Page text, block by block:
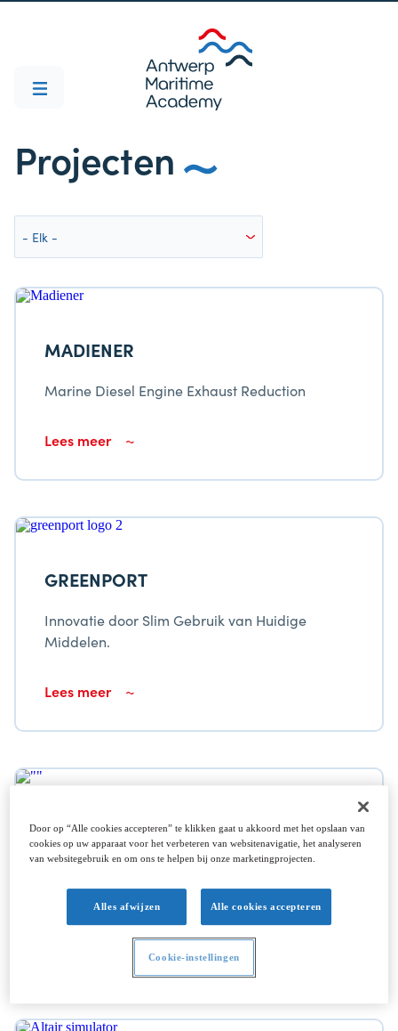
Projecten
MADIENER
Marine Diesel Engine Exhaust Reduction
Lees meer
GREENPORT
Innovatie door Slim Gebruik van Huidige
Middelen.
Lees meer
Safetrawl
maken dat het risico op kapseizen van
boomkorkotters vermindert. Het systeem
controleert voortdurend de stabiliteit van het
schip en geeft visuele en hoorbare
waarschuwingen zodra een vooraf bepaalde
Door op “Alle cookies accepteren” te klikken gaat u akkoord met het opslaan van
cookies op uw apparaat voor het verbeteren van websitenavigatie, het analyseren
van websitegebruik en om ons te helpen bij onze marketingprojecten.
Alles afwijzen Alle cookies accepteren
Cookie-instellingen